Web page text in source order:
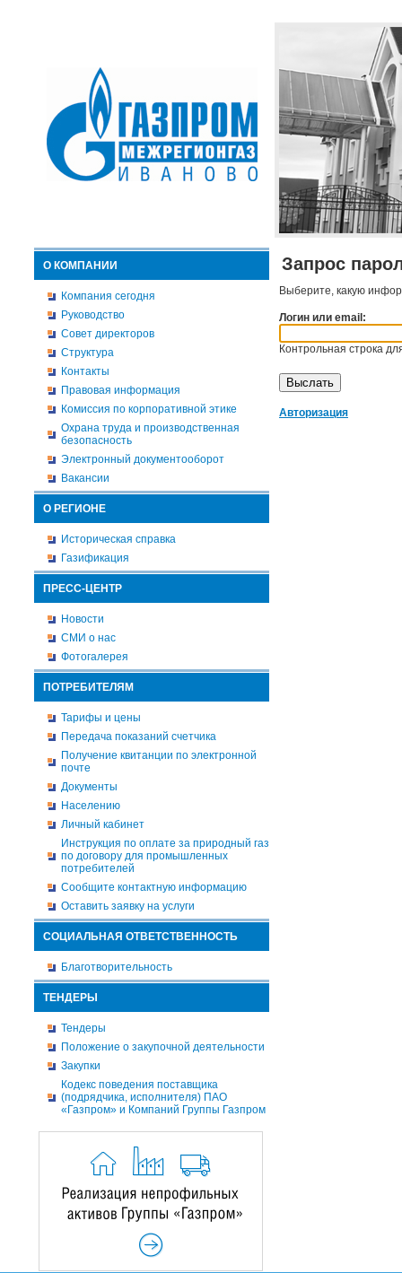
О КОМПАНИИ
Компания сегодня
Руководство
Совет директоров
Структура
Контакты
Правовая информация
Комиссия по корпоративной этике
Охрана труда и производственная
безопасность
Электронный документооборот
Вакансии
О РЕГИОНЕ
Историческая справка
Газификация
ПРЕСС-ЦЕНТР
Новости
СМИ о нас
Фотогалерея
ПОТРЕБИТЕЛЯМ
Тарифы и цены
Передача показаний счетчика
Получение квитанции по электронной
почте
Документы
Населению
Личный кабинет
Инструкция по оплате за природный газ
по договору для промышленных
потребителей
Сообщите контактную информацию
Оставить заявку на услуги
СОЦИАЛЬНАЯ ОТВЕТСТВЕННОСТЬ
Благотворительность
ТЕНДЕРЫ
Тендеры
Положение о закупочной деятельности
Закупки
Кодекс поведения поставщика
(подрядчика, исполнителя) ПАО
«Газпром» и Компаний Группы Газпром
Запрос
Выберите, какую
Логин или email:
Контрольная строка
Авторизация